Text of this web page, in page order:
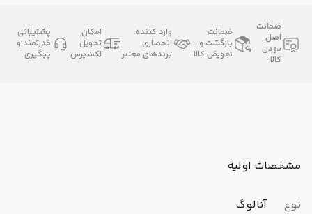
ضمانت
اصل
بودن
کالا
ضمانت
بازگشت و
تعویض کالا
وارد کننده
انحصاری
برندهای معتبر
امکان
تحویل
اکسپرس
پشتیبانی
قدرتمند و
پیگیری
مشخصات اولیه
نوع
آنالوگ